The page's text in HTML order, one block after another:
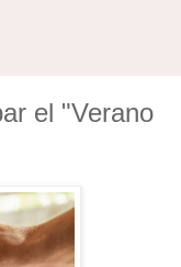
el "Verano